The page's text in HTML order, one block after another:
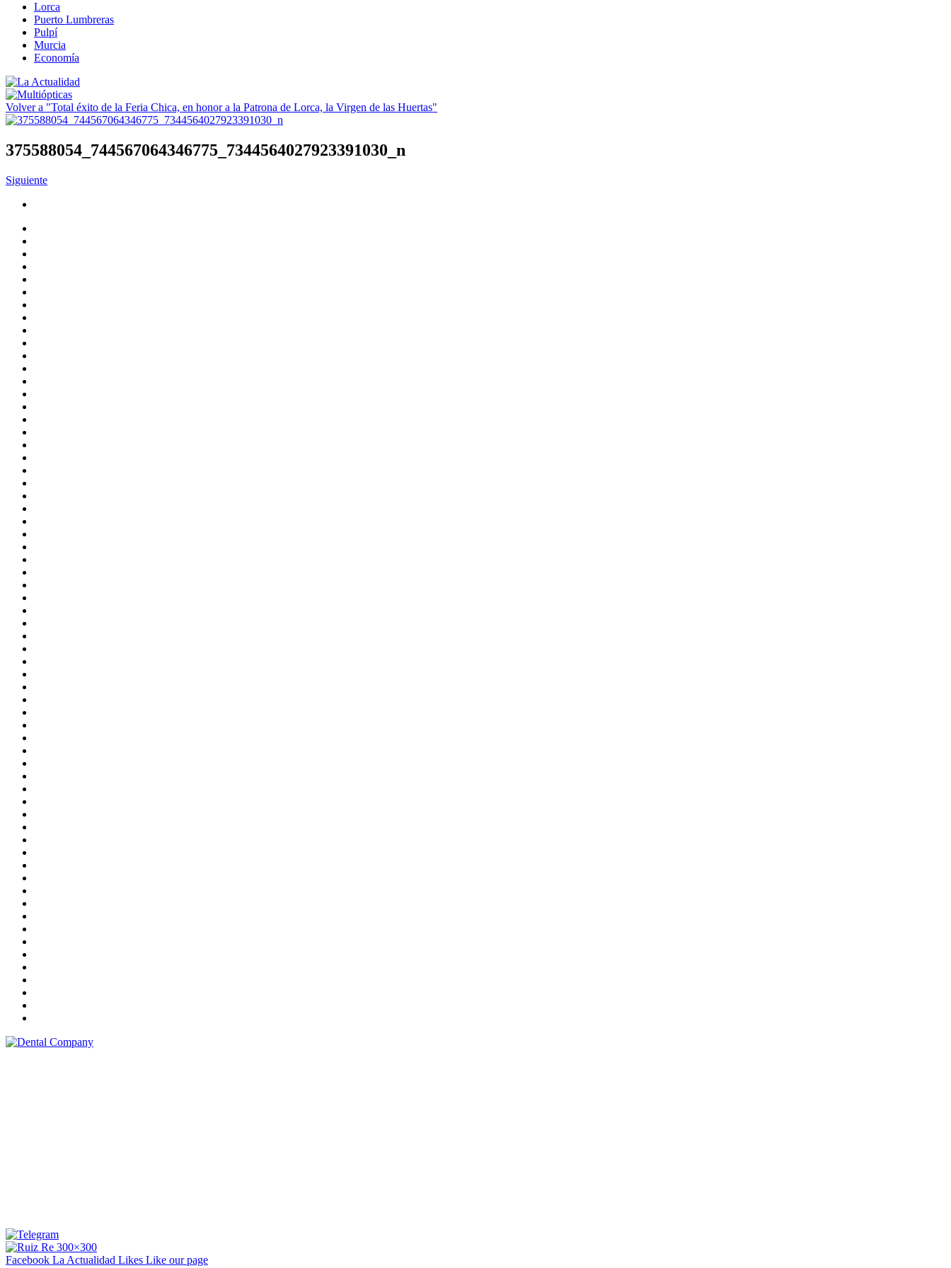
Lorca
Puerto Lumbreras
Pulpí
Murcia
Economía
Volver a "Total éxito de la Feria Chica, en honor a la Patrona de Lorca, la Virgen de las Huertas"
375588054_744567064346775_7344564027923391030_n
Siguiente
Facebook La Actualidad Likes Like our page